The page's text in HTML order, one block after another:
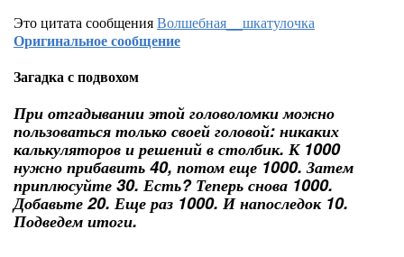
Это цитата сообщенияВолшебная__шкатулочка
Оригинальное сообщение
Загадка с подвохом
При отгадывании этой головоломки можно
пользоваться только своей головой: никаких
калькуляторов и решений в столбик. К 1000
нужно прибавить 40, потом еще 1000. Затем
приплюсуйте 30. Есть? Теперь снова 1000.
Добавьте 20. Еще раз 1000. И напоследок 10.
Подведем итоги.